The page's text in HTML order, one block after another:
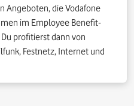
Angeboten, die Vodafone
im Employee Benefit-
profitierst dann von
Festnetz, Internet und